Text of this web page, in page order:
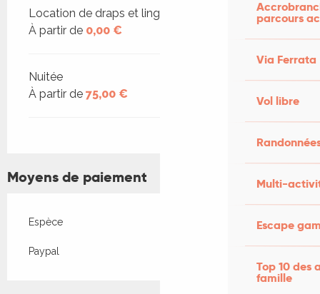
parcours
Via Ferrata
Vol libre
Multi-
Escape
Top 10 des
famille
Location de draps et linge de maison
À partir de 0,00 €
Nuitée
À partir de 75,00 €
Moyens de paiement
Espèce
Paypal